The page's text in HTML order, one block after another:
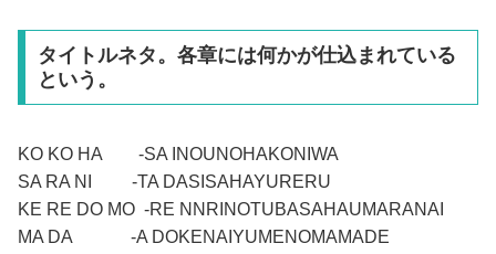
タイトルネタ。各章には何かが仕込まれている
という。
KO KO HA -SA INOUNOHAKONIWA
SA RA NI -TA DASISAHAYURERU
KE RE DO MO -RE NNRINOTUBASAHAUMARANAI
MA DA -A DOKENAIYUMENOMAMADE